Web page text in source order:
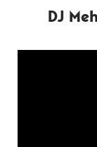
DJ